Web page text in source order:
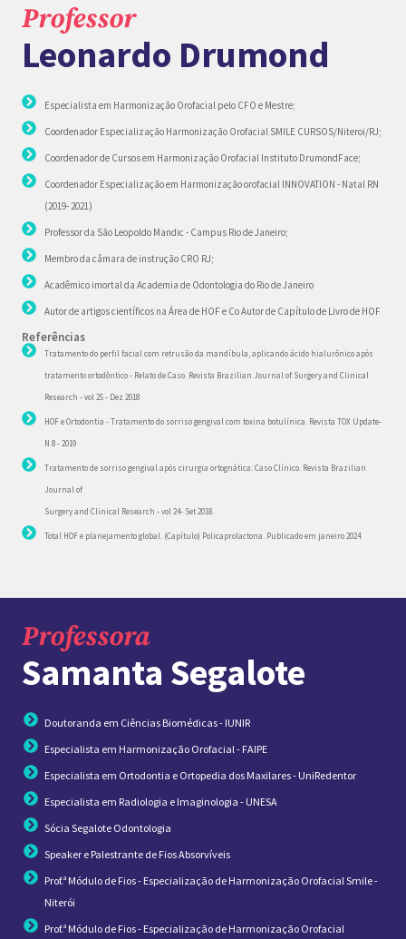
Professor
Leonardo Drumond
Especialista em Harmonização Orofacial pelo CFO e Mestre;
Coordenador Especialização Harmonização Orofacial SMILE CURSOS/Niteroi/RJ;
Coordenador de Cursos em Harmonização Orofacial Instituto DrumondFace;
Coordenador Especialização em Harmonização orofacial INNOVATION - Natal RN
(2019- 2021)
Professor da São Leopoldo Mandic - Campus Rio de Janeiro;
Membro da câmara de instrução CRO RJ;
Acadêmico imortal da Academia de Odontologia do Rio de Janeiro
Autor de artigos científicos na Área de HOF e Co Autor de Capítulo de Livro de HOF
Referências
Tratamento do perfil facial com retrusão da mandíbula, aplicando ácido hialurônico após
tratamento ortodôntico - Relato de Caso. Revista Brazilian Journal of Surgery and Clinical
Research - vol 25 - Dez 2018
HOF e Ortodontia - Tratamento do sorriso gengival com toxina botulínica. Revista TOX Update-
N 8 - 2019
Tratamento de sorriso gengival após cirurgia ortognática: Caso Clínico. Revista Brazilian
Journal of
Surgery and Clinical Research - vol 24- Set 2018.
Total HOF e planejamento global. (Capítulo) Policaprolactona. Publicado em janeiro 2024
Professora
Samanta Segalote
Doutoranda em Ciências Biomédicas - IUNIR
Especialista em Harmonização Orofacial - FAIPE
Especialista em Ortodontia e Ortopedia dos Maxilares - UniRedentor
Especialista em Radiologia e Imaginologia - UNESA
Sócia Segalote Odontologia
Speaker e Palestrante de Fios Absorvíveis
Prof.ª Módulo de Fios - Especialização de Harmonização Orofacial Smile -
Niterói
Prof.ª Módulo de Fios - Especialização de Harmonização Orofacial